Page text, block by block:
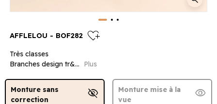
AFFLELOU - BOF282 heart_plus
Très classes
Branches design tr&...
Plus
Monture sans
correction
visibility_off
Monture mise à la
vue
visibility